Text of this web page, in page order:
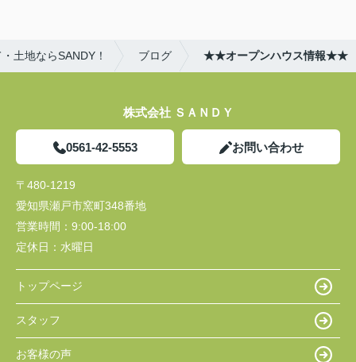
土地ならSANDY！ ブログ ★★オープンハウス情報★★
株式会社 ＳＡＮＤＹ
0561-42-5553 お問い合わせ
〒480-1219
愛知県瀬戸市窯町348番地
営業時間： 9:00-18:00
定休日： 水曜日
トップページ
スタッフ
お客様の声